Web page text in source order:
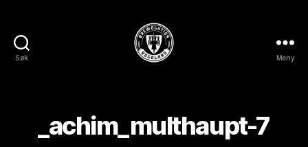
Søk Meny
_achim_multhaupt-7
e
w